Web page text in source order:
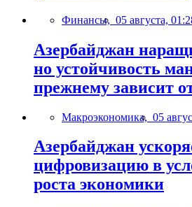
Финансы, 05 августа,
Азербайджан
но устойчивость
прежнему зависит
Макроэкономика, 05
Азербайджан
цифровизацию в
роста экономики